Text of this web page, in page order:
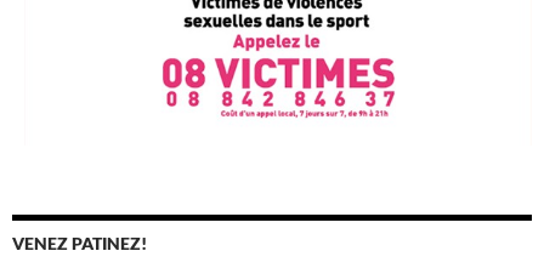
VENEZ PATINEZ!